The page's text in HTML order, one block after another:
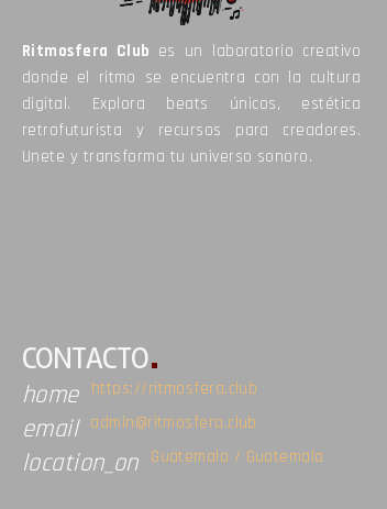
Ritmosfera Club es un laboratorio creativo
donde el ritmo se encuentra con la cultura
digital. Explora beats únicos, estética
retrofuturista y recursos para creadores.
Unete y transforma tu universo sonoro.
CONTACTO
home https://ritmosfera.club
email admin@ritmosfera.club
location_on Guatemala / Guatemala